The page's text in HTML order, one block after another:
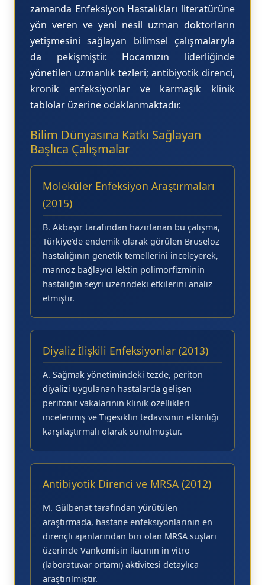
zamanda Enfeksiyon Hastalıkları literatürüne
yön veren ve yeni nesil uzman doktorların
yetişmesini sağlayan bilimsel çalışmalarıyla
da pekişmiştir. Hocamızın liderliğinde
yönetilen uzmanlık tezleri; antibiyotik direnci,
kronik enfeksiyonlar ve karmaşık klinik
tablolar üzerine odaklanmaktadır.
Bilim Dünyasına Katkı Sağlayan
Başlıca Çalışmalar
Moleküler Enfeksiyon Araştırmaları
(2015)
B. Akbayır tarafından hazırlanan bu çalışma,
Türkiye’de endemik olarak görülen Bruseloz
hastalığının genetik temellerini inceleyerek,
mannoz bağlayıcı lektin polimorfizminin
hastalığın seyri üzerindeki etkilerini analiz
etmiştir.
Diyaliz İlişkili Enfeksiyonlar (2013)
A. Sağmak yönetimindeki tezde, periton
diyalizi uygulanan hastalarda gelişen
peritonit vakalarının klinik özellikleri
incelenmiş ve Tigesiklin tedavisinin etkinliği
karşılaştırmalı olarak sunulmuştur.
Antibiyotik Direnci ve MRSA (2012)
M. Gülbenat tarafından yürütülen
araştırmada, hastane enfeksiyonlarının en
dirençli ajanlarından biri olan MRSA suşları
üzerinde Vankomisin ilacının in vitro
(laboratuvar ortamı) aktivitesi detaylıca
araştırılmıştır.